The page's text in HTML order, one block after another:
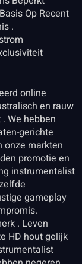
Op Recent
.
online
en rauw
We hebben
gerichte
onze markten
promotie en
instrumentalist
gameplay
. Leven
HD hout gelijk